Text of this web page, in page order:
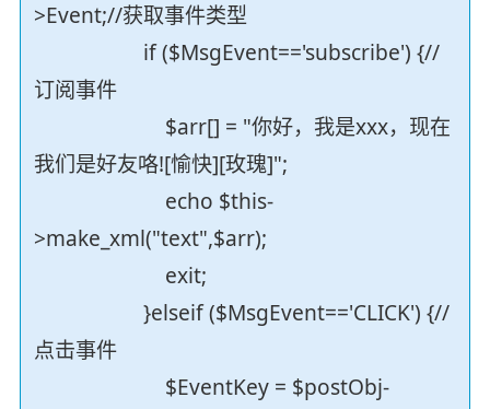
>Event;//获取事件类型
if ($MsgEvent=='subscribe') {//
订阅事件
$arr[] = "你好，我是xxx，现在
我们是好友咯![愉快][玫瑰]";
echo $this-
>make_xml("text",$arr);
exit;
}elseif ($MsgEvent=='CLICK') {//
点击事件
$EventKey = $postObj-